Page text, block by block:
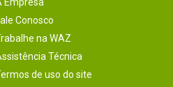
Conosco
na WAZ
Técnica
de uso do site